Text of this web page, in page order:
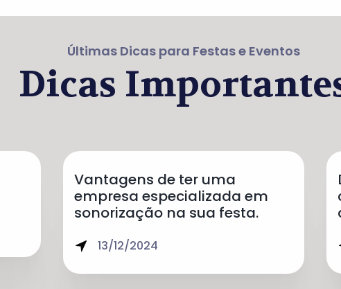
Últimas Dicas para Festas e Eventos
Dicas
Vantagens de ter uma
empresa especializada em
sonorização na sua festa.
13/12/2024